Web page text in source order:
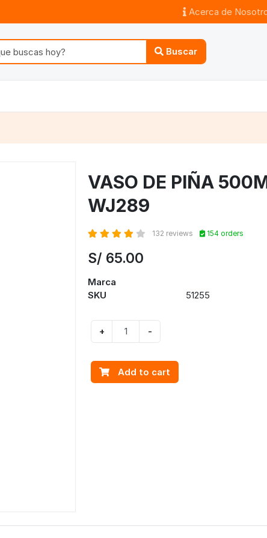
Acerca de
Buscar
VASO DE PIÑA
WJ289
132 reviews 154 orders
S/ 65.00
Marca
SKU
51255
+ -
Add to cart